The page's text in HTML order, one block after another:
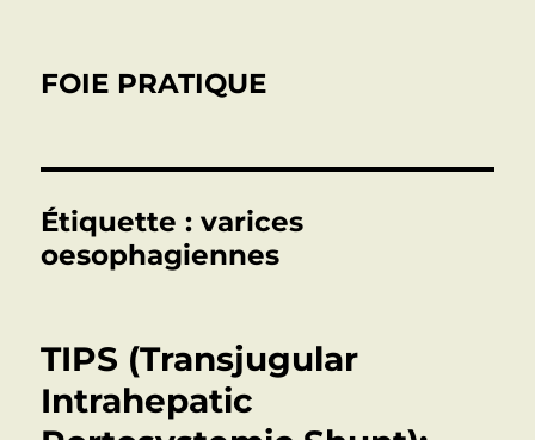
FOIE PRATIQUE
Étiquette :varices
oesophagiennes
TIPS (Transjugular
Intrahepatic